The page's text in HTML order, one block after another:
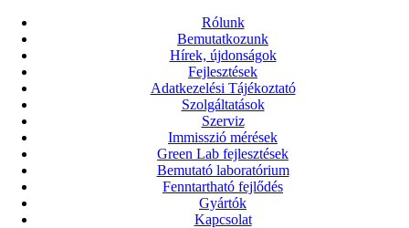
Rólunk
Bemutatkozunk
Hírek, újdonságok
Fejlesztések
Adatkezelési Tájékoztató
Szolgáltatások
Szerviz
Immisszió mérések
Green Lab fejlesztések
Bemutató laboratórium
Fenntartható fejlődés
Gyártók
Kapcsolat